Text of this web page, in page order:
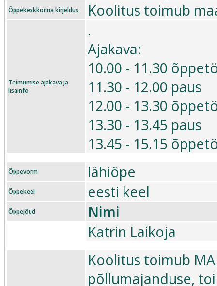
Õppekeskkonna kirjeldus Koolitus toimub
Toimumise ajakava ja
lisainfo
.
Ajakava:
10.00 - 11.30
11.30 - 12.00 paus
12.00 - 13.30
13.30 - 13.45 paus
13.45 - 15.15
Õppevorm lähiõpe
Õppekeel eesti keel
Õppejõud
Nimi
Katrin Laikoja
Koolitus toimub
põllumajanduse,